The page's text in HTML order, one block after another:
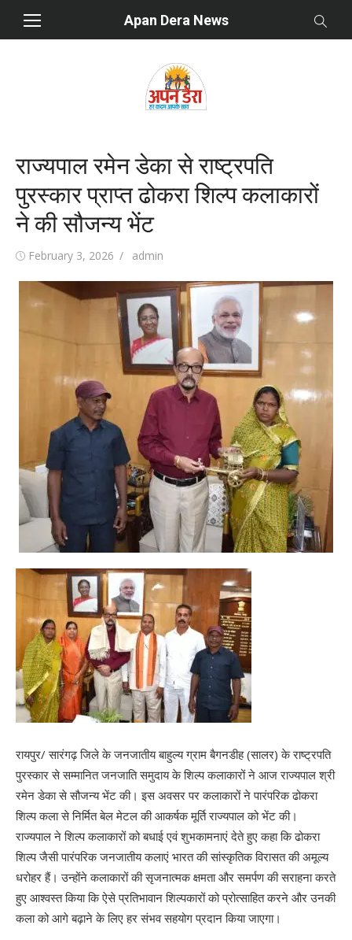
Apan Dera News
राज्यपाल रमेन डेका से राष्ट्रपति
पुरस्कार प्राप्त ढोकरा शिल्प कलाकारों
ने की सौजन्य भेंट
Posted
February 3, 2026 Author
admin
रायपुर/ सारंगढ़ जिले के जनजातीय बाहुल्य ग्राम बैगनडीह (सालर) के राष्ट्रपति
पुरस्कार से सम्मानित जनजाति समुदाय के शिल्प कलाकारों ने आज राज्यपाल श्री
रमेन डेका से सौजन्य भेंट की। इस अवसर पर कलाकारों ने पारंपरिक ढोकरा
शिल्प कला से निर्मित बेल मेटल की आकर्षक मूर्ति राज्यपाल को भेंट की।
राज्यपाल ने शिल्प कलाकारों को बधाई एवं शुभकामनाएं देते हुए कहा कि ढोकरा
शिल्प जैसी पारंपरिक जनजातीय कलाएं भारत की सांस्कृतिक विरासत की अमूल्य
धरोहर हैं। उन्होंने कलाकारों की सृजनात्मक क्षमता और समर्पण की सराहना करते
हुए आश्वस्त किया कि ऐसे प्रतिभावान शिल्पकारों को प्रोत्साहित करने और उनकी
कला को आगे बढ़ाने के लिए हर संभव सहयोग प्रदान किया जाएगा।